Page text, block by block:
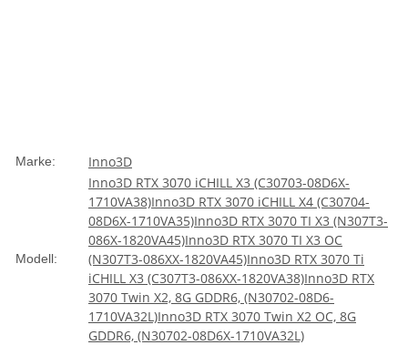
Marke: Inno3D
Modell:
Inno3D RTX 3070 iCHILL X3 (C30703-08D6X-
1710VA38)Inno3D RTX 3070 iCHILL X4 (C30704-
08D6X-1710VA35)Inno3D RTX 3070 TI X3 (N307T3-
086X-1820VA45)Inno3D RTX 3070 TI X3 OC
(N307T3-086XX-1820VA45)Inno3D RTX 3070 Ti
iCHILL X3 (C307T3-086XX-1820VA38)Inno3D RTX
3070 Twin X2, 8G GDDR6, (N30702-08D6-
1710VA32L)Inno3D RTX 3070 Twin X2 OC, 8G
GDDR6, (N30702-08D6X-1710VA32L)